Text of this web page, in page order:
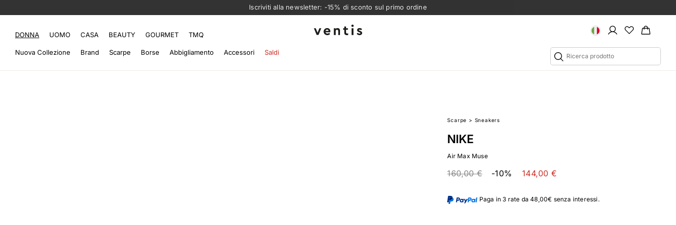
Iscriviti alla newsletter: -15% di sconto sul primo ordine
Ventis
DONNA UOMO CASA BEAUTY GOURMET TMQ
Nuova Collezione Brand Scarpe Borse Abbigliamento Accessori Saldi
Scarpe > Sneakers
NIKE
Air Max Muse
160,00 € -10% 144,00 €
Paga in 3 rate da 48,00€ senza interessi.